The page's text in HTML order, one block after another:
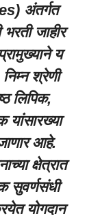
अंतर्गत
जाहीर
य
श्रेणी
लिपिक,
यांसारख्या
आहे.
क्षेत्रात
सुवर्णसंधी
योगदान